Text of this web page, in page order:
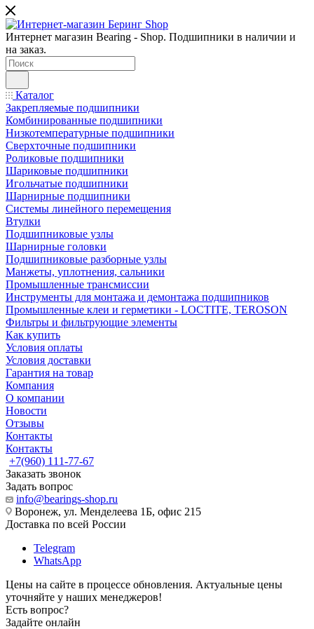
Интернет магазин Bearing - Shop. Подшипники в наличии и
на заказ.
Каталог
Закрепляемые подшипники
Комбинированные подшипники
Низкотемпературные подшипники
Сверхточные подшипники
Роликовые подшипники
Шариковые подшипники
Игольчатые подшипники
Шарнирные подшипники
Системы линейного перемещения
Втулки
Подшипниковые узлы
Шарнирные головки
Подшипниковые разборные узлы
Манжеты, уплотнения, сальники
Промышленные трансмиссии
Инструменты для монтажа и демонтажа подшипников
Промышленные клеи и герметики - LOCTITE, TEROSON
Фильтры и фильтрующие элементы
Как купить
Условия оплаты
Условия доставки
Гарантия на товар
Компания
О компании
Новости
Отзывы
Контакты
Контакты
+7(960) 111-77-67
Заказать звонок
Задать вопрос
info@bearings-shop.ru
Воронеж, ул. Менделеева 1Б, офис 215
Доставка по всей России
Telegram
WhatsApp
Цены на сайте в процессе обновления. Актуальные цены
уточняйте у наших менеджеров!
Есть вопрос?
Задайте онлайн